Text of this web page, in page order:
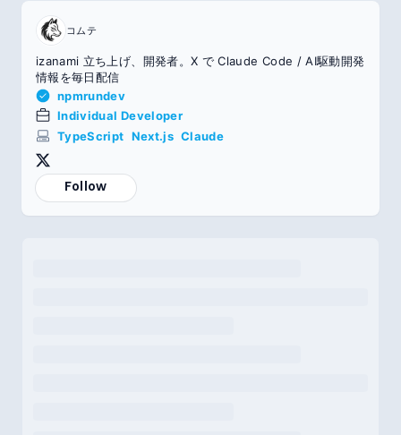
コムテ
izanami 立ち上げ、開発者。X で Claude Code / AI駆動開発
情報を毎日配信
npmrundev
Individual Developer
TypeScript Next.js Claude
Follow